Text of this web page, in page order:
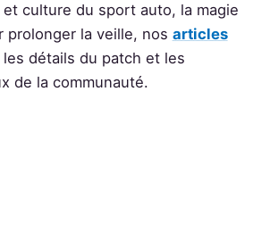
culture du sport auto, la magie
prolonger la veille, nos articles
détails du patch et les
de la communauté.